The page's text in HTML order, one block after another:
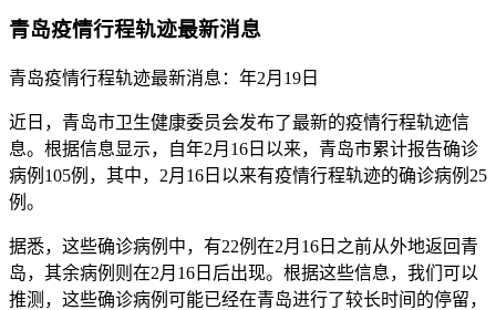
青岛疫情行程轨迹最新消息
青岛疫情行程轨迹最新消息：年2月19日
近日，青岛市卫生健康委员会发布了最新的疫情行程轨迹信
息。根据信息显示，自年2月16日以来，青岛市累计报告确诊
病例105例，其中，2月16日以来有疫情行程轨迹的确诊病例25
例。
据悉，这些确诊病例中，有22例在2月16日之前从外地返回青
岛，其余病例则在2月16日后出现。根据这些信息，我们可以
推测，这些确诊病例可能已经在青岛进行了较长时间的停留，